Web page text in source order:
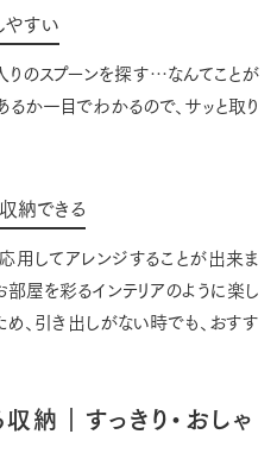
やすい
りのスプーンを探す…なんてことが
るか一目でわかるので、サッと取り
納できる
用してアレンジすることが出来ま
屋を彩るインテリアのように楽し
め、引き出しがない時でも、おすす
納｜すっきり・おしゃ